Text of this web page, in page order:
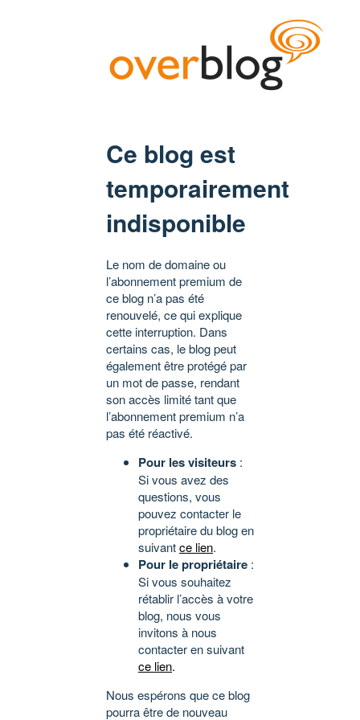
Ce blog est
temporairement
indisponible
Le nom de domaine ou
l’abonnement premium de
ce blog n’a pas été
renouvelé, ce qui explique
cette interruption. Dans
certains cas, le blog peut
également être protégé par
un mot de passe, rendant
son accès limité tant que
l’abonnement premium n’a
pas été réactivé.
Pour les visiteurs :
Si vous avez des
questions, vous
pouvez contacter le
propriétaire du blog en
suivantce lien.
Pour le propriétaire :
Si vous souhaitez
rétablir l’accès à votre
blog, nous vous
invitons à nous
contacter en suivant
ce lien.
Nous espérons que ce blog
pourra être de nouveau